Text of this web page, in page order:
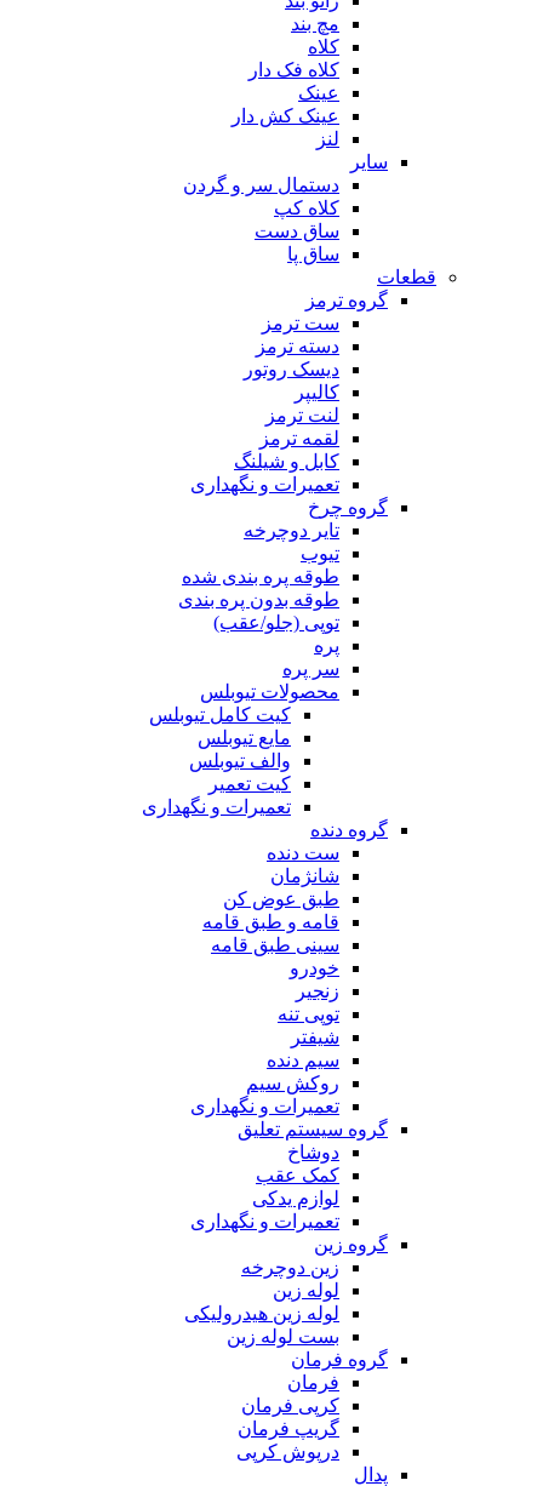
مچ بند
کلاه
کلاه فک دار
عینک
عینک کش دار
لنز
سایر
دستمال سر و گردن
کلاه کپ
ساق دست
ساق پا
قطعات
گروه ترمز
ست ترمز
دسته ترمز
دیسک روتور
کالیپر
لنت ترمز
لقمه ترمز
کابل و شیلنگ
تعمیرات و نگهداری
گروه چرخ
تایر دوچرخه
تیوب
طوقه پره بندی شده
طوقه بدون پره بندی
توپی (جلو/عقب)
پره
سر پره
محصولات تیوبلس
کیت کامل تیوبلس
مایع تیوبلس
والف تیوبلس
کیت تعمیر
تعمیرات و نگهداری
گروه دنده
ست دنده
شانژمان
طبق عوض کن
قامه و طبق قامه
سینی طبق قامه
خودرو
زنجیر
توپی تنه
شیفتر
سیم دنده
روکش سیم
تعمیرات و نگهداری
گروه سیستم تعلیق
دوشاخ
کمک عقب
لوازم یدکی
تعمیرات و نگهداری
گروه زین
زین دوچرخه
لوله زین
لوله زین هیدرولیکی
بست لوله زین
گروه فرمان
فرمان
کرپی فرمان
گریپ فرمان
درپوش کرپی
پدال